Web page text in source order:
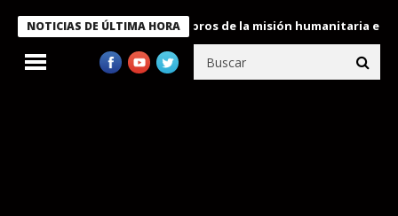
NOTICIAS DE ÚLTIMA HORA
Bukele condecora a miembros de la misión humanitaria enviada